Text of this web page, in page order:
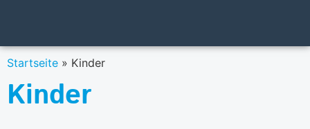
Startseite » Kinder
Kinder